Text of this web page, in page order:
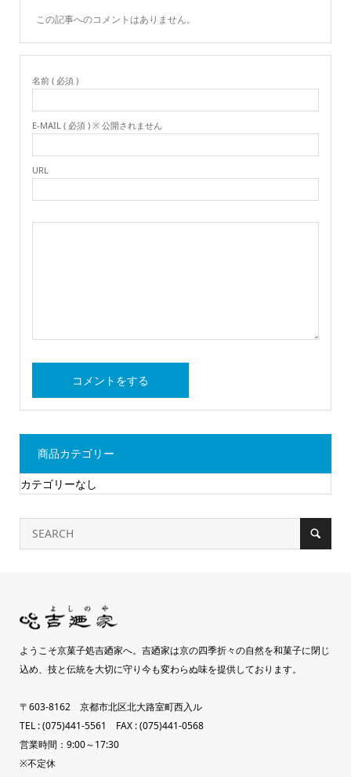
この記事へのコメントはありません。
名前 ( 必須 )
E-MAIL ( 必須 ) ※ 公開されません
URL
商品カテゴリー
カテゴリーなし
ようこそ京菓子処吉廼家へ。吉廼家は京の四季折々の自然を和菓子に閉じ
込め、技と伝統を大切に守り今も変わらぬ味を提供しております。
〒603-8162 京都市北区北大路室町西入ル
TEL : (075)441-5561 FAX : (075)441-0568
営業時間：9:00～17:30
※不定休